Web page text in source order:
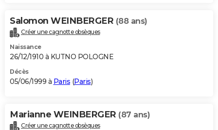
Salomon WEINBERGER (88 ans)
Créer une cagnotte obsèques
Naissance
26/12/1910 à KUTNO POLOGNE
Décès
05/06/1999 à Paris (Paris)
Marianne WEINBERGER (87 ans)
Créer une cagnotte obsèques